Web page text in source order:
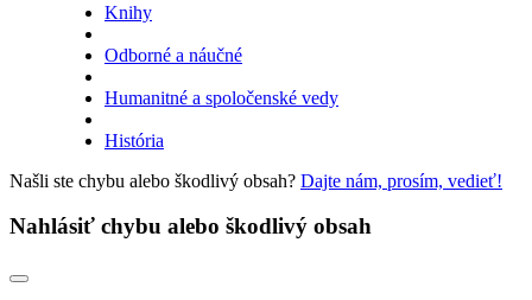
Knihy
Odborné a náučné
Humanitné a spoločenské vedy
História
Našli ste chybu alebo škodlivý obsah? Dajte nám, prosím, vedieť!
Nahlásiť chybu alebo škodlivý obsah